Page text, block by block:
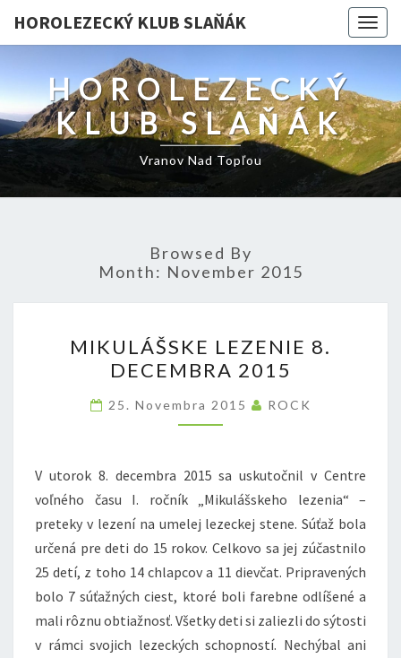
HOROLEZECKÝ KLUB SLAŇÁK
HOROLEZECKÝ
KLUB SLAŇÁK
Vranov Nad Topľou
Browsed By
Month: November 2015
LEZENIE
8.
DECEMBRA
2015
MIKULÁŠSKE LEZENIE 8.
DECEMBRA 2015
25. Novembra 2015 ROCK
V utorok 8. decembra 2015 sa uskutočnil v Centre
voľného času I. ročník „Mikulášskeho lezenia“ –
preteky v lezení na umelej lezeckej stene. Súťaž bola
určená pre deti do 15 rokov. Celkovo sa jej zúčastnilo
25 detí, z toho 14 chlapcov a 11 dievčat. Pripravených
bolo 7 súťažných ciest, ktoré boli farebne odlíšené a
mali rôznu obtiažnosť. Všetky deti si zaliezli do sýtosti
v rámci svojich lezeckých schopností. Nechýbal ani